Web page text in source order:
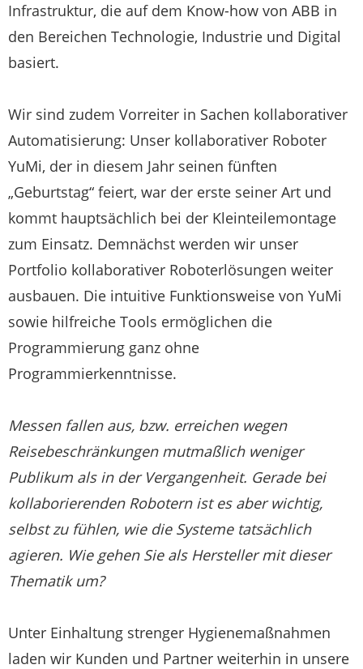
Infrastruktur, die auf dem Know-how von ABB in
den Bereichen Technologie, Industrie und Digital
basiert.
Wir sind zudem Vorreiter in Sachen kollaborativer
Automatisierung: Unser kollaborativer Roboter
YuMi, der in diesem Jahr seinen fünften
„Geburtstag“ feiert, war der erste seiner Art und
kommt hauptsächlich bei der Kleinteilemontage
zum Einsatz. Demnächst werden wir unser
Portfolio kollaborativer Roboterlösungen weiter
ausbauen. Die intuitive Funktionsweise von YuMi
sowie hilfreiche Tools ermöglichen die
Programmierung ganz ohne
Programmierkenntnisse.
Messen fallen aus, bzw. erreichen wegen
Reisebeschränkungen mutmaßlich weniger
Publikum als in der Vergangenheit. Gerade bei
kollaborierenden Robotern ist es aber wichtig,
selbst zu fühlen, wie die Systeme tatsächlich
agieren. Wie gehen Sie als Hersteller mit dieser
Thematik um?
Unter Einhaltung strenger Hygienemaßnahmen
laden wir Kunden und Partner weiterhin in unsere